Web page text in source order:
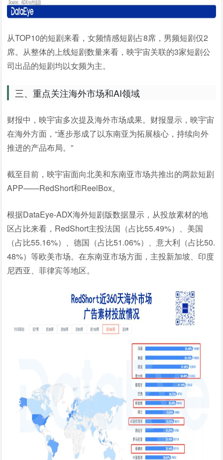
从TOP10的短剧来看，女频情感短剧占8席，男频短剧仅2
席。从整体的上线短剧数量来看，映宇宙关联的3家短剧公
司出品的短剧均以女频为主。
三、重点关注海外市场和AI领域
财报中，映宇宙多次提及海外市场成果。财报显示，映宇宙
在海外方面，“逐步形成了以东南亚为拓展核心，持续向外
推进的产品布局。”
截至目前，映宇宙面向北美和东南亚市场共推出的两款短剧
APP——RedShort和ReelBox。
根据DataEye-ADX海外短剧版数据显示，从投放素材的地
区占比来看，RedShort主投法国（占比55.49%）、美国
（占比55.16%）、德国（占比51.06%）、意大利（占比50.
48%）等欧美市场。在东南亚市场方面，主投新加坡、印度
尼西亚、菲律宾等地区。